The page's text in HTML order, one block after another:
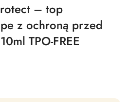
– top
z ochroną przed
TPO-FREE